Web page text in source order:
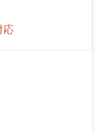
応